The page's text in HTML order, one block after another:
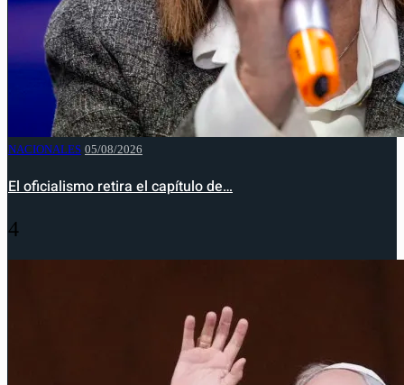
NACIONALES 05/08/2026
El oficialismo retira el capítulo de…
4